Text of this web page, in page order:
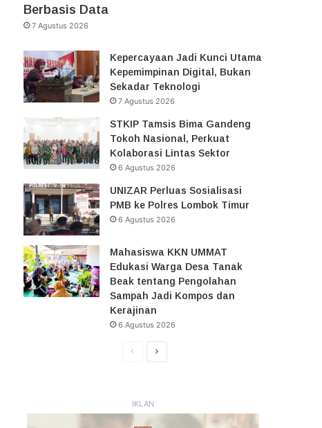
Berbasis Data
7 Agustus 2026
Kepercayaan Jadi Kunci Utama
Kepemimpinan Digital, Bukan
Sekadar Teknologi
7 Agustus 2026
STKIP Tamsis Bima Gandeng
Tokoh Nasional, Perkuat
Kolaborasi Lintas Sektor
6 Agustus 2026
UNIZAR Perluas Sosialisasi
PMB ke Polres Lombok Timur
6 Agustus 2026
Mahasiswa KKN UMMAT
Edukasi Warga Desa Tanak
Beak tentang Pengolahan
Sampah Jadi Kompos dan
Kerajinan
6 Agustus 2026
HalamanHalaman
IKLAN